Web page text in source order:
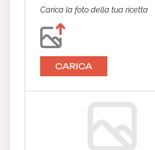
Carica la foto della tua ricetta
CARICA